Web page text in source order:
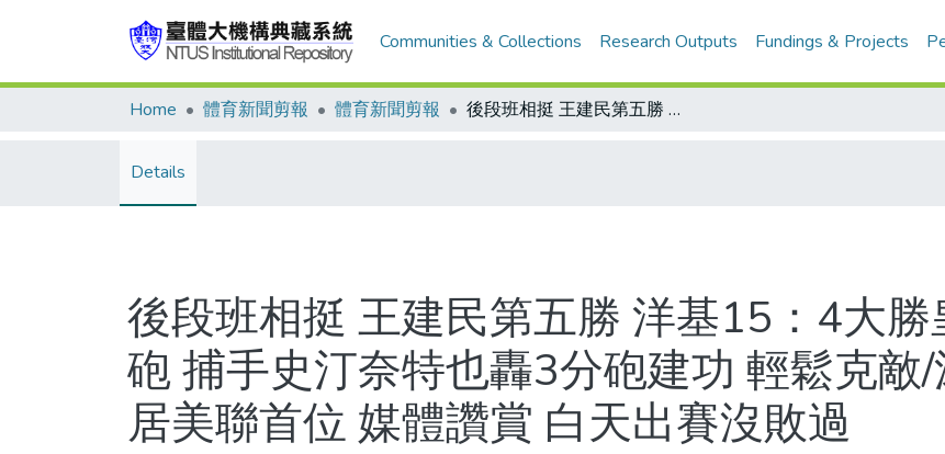
Communities & Collections Research Outputs Fundings & Projects
Home 體育新聞剪報 體育新聞剪報 後段班相挺 王建民第五勝 洋基15：4大勝皇家 羅德里圭茲雙想砲 捕手史汀奈特也轟3分砲建功 輕鬆克敵/滾地球大師 建仔升級 居美聯首位 媒體讚賞 白天出賽沒敗過
Details
後段班相挺 王建民第五勝 洋基15：4大
砲 捕手史汀奈特也轟3分砲建功 輕鬆克敵
居美聯首位 媒體讚賞 白天出賽沒敗過